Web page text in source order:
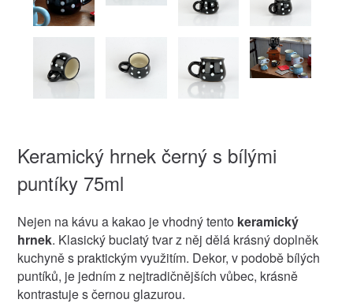
Keramický hrnek černý s bílými
puntíky 75ml
Nejen na kávu a kakao je vhodný tento keramický
hrnek. Klasický buclatý tvar z něj dělá krásný doplněk
kuchyně s praktickým využitím. Dekor, v podobě bílých
puntíků, je jedním z nejtradičnějších vůbec, krásně
kontrastuje s černou glazurou.